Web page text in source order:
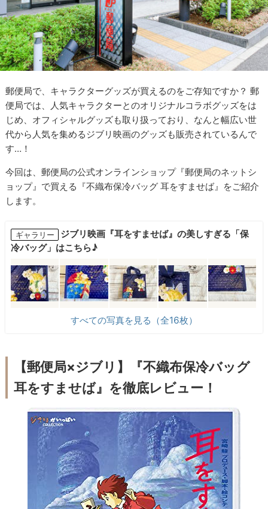
郵便局で、キャラクターグッズが買えるのをご存知ですか？ 郵
便局では、人気キャラクターとのオリジナルコラボグッズをは
じめ、オフィシャルグッズも取り扱っており、なんと幅広い世
代から人気を集めるジブリ映画のグッズも販売されているんで
す…！
今回は、郵便局の公式オンラインショップ『郵便局のネットシ
ョップ』で買える『不織布保冷バッグ 耳をすませば』をご紹介
します。
ギャラリー
ジブリ映画『耳をすませば』の美しすぎる「保
冷バッグ」はこちら♪
すべての写真を見る（全16枚）
【郵便局×ジブリ】『不織布保冷バッグ
耳をすませば』を徹底レビュー！